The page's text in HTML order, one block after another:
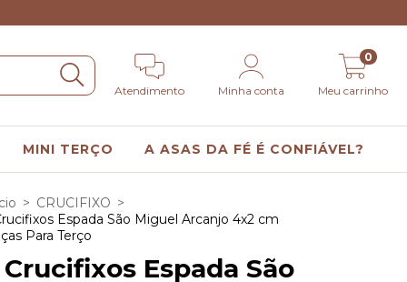
Atendimento Minha conta Meu carrinho
0
MINI TERÇO A ASAS DA FÉ É CONFIÁVEL?
> CRUCIFIXO >
Espada São Miguel Arcanjo 4x2 cm
Para Terço
Crucifixos Espada São